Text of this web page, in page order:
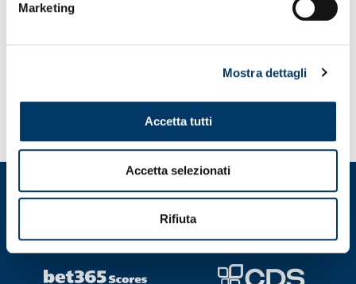
Marketing
Mostra dettagli
Accetta tutti
Accetta selezionati
Rifiuta